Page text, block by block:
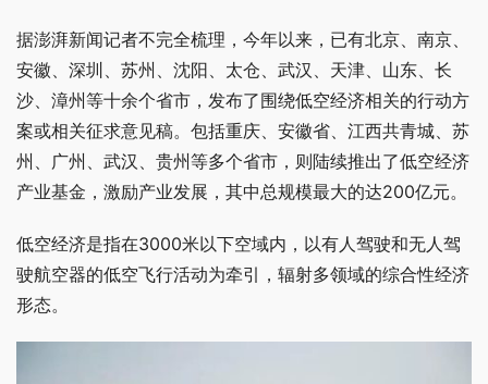
据澎湃新闻记者不完全梳理，今年以来，已有北京、南京、
安徽、深圳、苏州、沈阳、太仓、武汉、天津、山东、长
沙、漳州等十余个省市，发布了围绕低空经济相关的行动方
案或相关征求意见稿。包括重庆、安徽省、江西共青城、苏
州、广州、武汉、贵州等多个省市，则陆续推出了低空经济
产业基金，激励产业发展，其中总规模最大的达200亿元。
低空经济是指在3000米以下空域内，以有人驾驶和无人驾
驶航空器的低空飞行活动为牵引，辐射多领域的综合性经济
形态。